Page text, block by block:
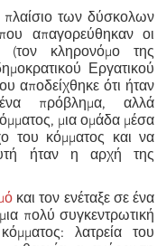
πλαίσιο των δύσκολων
απαγορεύθηκαν οι
(τον κληρονόμο της
Εργατικού
αποδείχθηκε ότι ήταν
πρόβλημα, αλλά
μια ομάδα μέσα
του κόμματος και να
ήταν η αρχή της
και τον ενέταξε σε ένα
πολύ συγκεντρωτική
λατρεία του